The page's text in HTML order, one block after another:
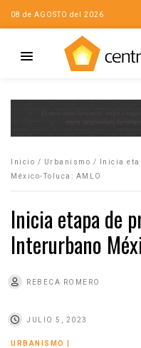
08 de AGOSTO del 2026
Inicio / Urbanismo /
Inicia
México-Toluca: AMLO
Inicia etapa de
Interurbano
REBECA ROMERO
JULIO 5, 2023
URBANISMO